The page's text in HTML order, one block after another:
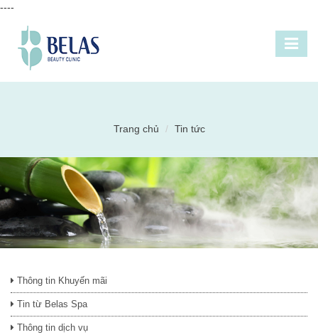
----
Trang chủ Tin tức
Thông tin Khuyến mãi
Tin từ Belas Spa
Thông tin dịch vụ